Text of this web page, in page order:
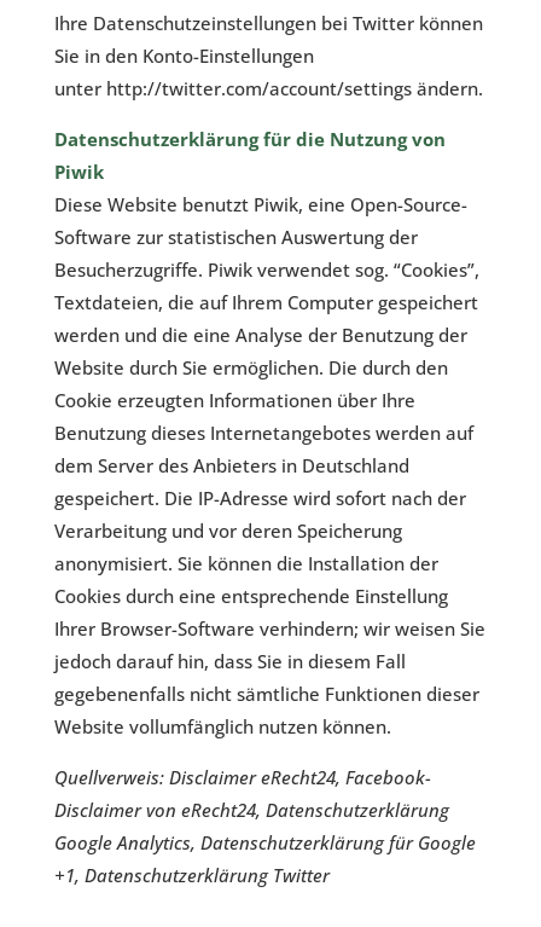
Ihre Datenschutzeinstellungen bei Twitter können
Sie in den Konto-Einstellungen
unter http://twitter.com/account/settingsändern.
Datenschutzerklärung für die Nutzung von
Piwik
Diese Website benutzt Piwik, eine Open-Source-
Software zur statistischen Auswertung der
Besucherzugriffe. Piwik verwendet sog. “Cookies”,
Textdateien, die auf Ihrem Computer gespeichert
werden und die eine Analyse der Benutzung der
Website durch Sie ermöglichen. Die durch den
Cookie erzeugten Informationen über Ihre
Benutzung dieses Internetangebotes werden auf
dem Server des Anbieters in Deutschland
gespeichert. Die IP-Adresse wird sofort nach der
Verarbeitung und vor deren Speicherung
anonymisiert. Sie können die Installation der
Cookies durch eine entsprechende Einstellung
Ihrer Browser-Software verhindern; wir weisen Sie
jedoch darauf hin, dass Sie in diesem Fall
gegebenenfalls nicht sämtliche Funktionen dieser
Website vollumfänglich nutzen können.
Quellverweis: Disclaimer eRecht24, Facebook-
Disclaimer von eRecht24, Datenschutzerklärung
Google Analytics, Datenschutzerklärung für Google
+1, Datenschutzerklärung Twitter